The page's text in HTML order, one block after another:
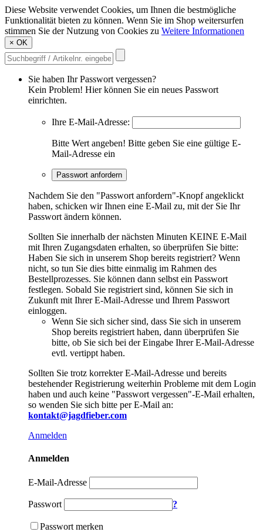
Diese Website verwendet Cookies, um Ihnen die bestmögliche
Funktionalität bieten zu können. Wenn Sie im Shop weitersurfen
stimmen Sie der Nutzung von Cookies zu Weitere Informationen
× OK
Sie haben Ihr Passwort vergessen?
Kein Problem! Hier können Sie ein neues Passwort
einrichten.
Ihre E-Mail-Adresse:
Bitte Wert angeben! Bitte geben Sie eine gültige E-
Mail-Adresse ein
Passwort anfordern
Nachdem Sie den "Passwort anfordern"-Knopf angeklickt
haben, schicken wir Ihnen eine E-Mail zu, mit der Sie Ihr
Passwort ändern können.
Sollten Sie innerhalb der nächsten Minuten KEINE E-Mail
mit Ihren Zugangsdaten erhalten, so überprüfen Sie bitte:
Haben Sie sich in unserem Shop bereits registriert? Wenn
nicht, so tun Sie dies bitte einmalig im Rahmen des
Bestellprozesses. Sie können dann selbst ein Passwort
festlegen. Sobald Sie registriert sind, können Sie sich in
Zukunft mit Ihrer E-Mail-Adresse und Ihrem Passwort
einloggen.
Wenn Sie sich sicher sind, dass Sie sich in unserem
Shop bereits registriert haben, dann überprüfen Sie
bitte, ob Sie sich bei der Eingabe Ihrer E-Mail-Adresse
evtl. vertippt haben.
Sollten Sie trotz korrekter E-Mail-Adresse und bereits
bestehender Registrierung weiterhin Probleme mit dem Login
haben und auch keine "Passwort vergessen"-E-Mail erhalten,
so wenden Sie sich bitte per E-Mail an:
kontakt@jagdfieber.com
Anmelden
Anmelden
E-Mail-Adresse
Passwort ?
Passwort merken